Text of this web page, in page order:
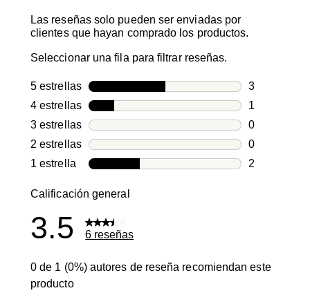
Las reseñas solo pueden ser enviadas por
clientes que hayan comprado los productos.
Seleccionar una fila para filtrar reseñas.
5 estrellasestrellas
3
3 reseñas
4 estrellasestrellas
1
1 reseña
3 estrellasestrellas
0
0 reseñas
2 estrellasestrellas
0
0 reseñas
1 estrellaestrellas
2
Calificación general
3.5 6 reseñas
0 de 1 (0%) autores de reseña recomiendan este
producto